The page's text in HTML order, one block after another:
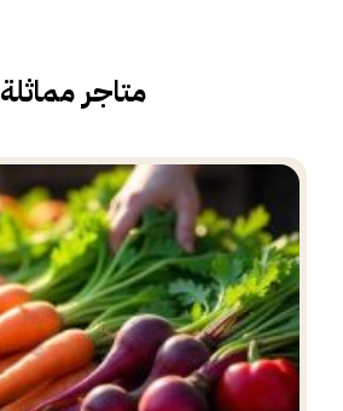
متاجر مماثلة